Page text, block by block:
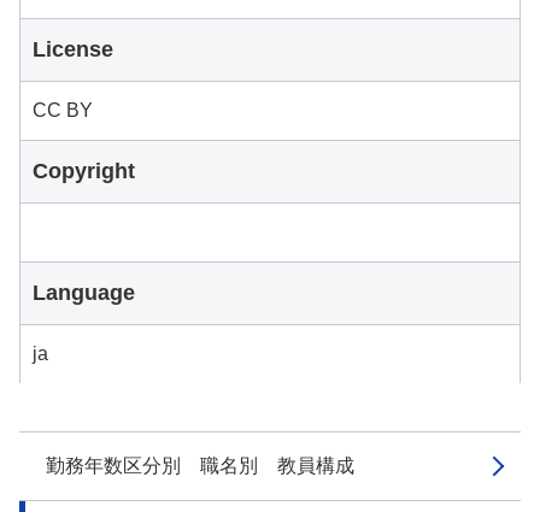
勤務年数区分別 職名別 教員構成
License
CC BY
Copyright
Language
ja